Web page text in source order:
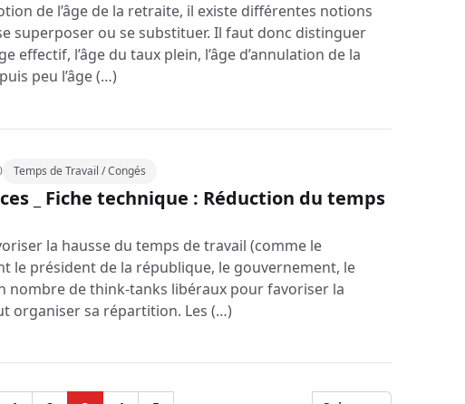
de l’âge de la retraite, il existe différentes notions
superposer ou se substituer. Il faut donc distinguer
effectif, l’âge du taux plein, l’âge d’annulation de la
peu l’âge (…)
Temps de Travail / Congés
_ Fiche technique : Réduction du temps
la hausse du temps de travail (comme le
le président de la république, le gouvernement, le
nombre de think-tanks libéraux pour favoriser la
organiser sa répartition. Les (…)